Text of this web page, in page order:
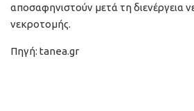
αποσαφηνιστούν μετά τη διενέργεια
νεκροτομής.
Πηγή: tanea.gr